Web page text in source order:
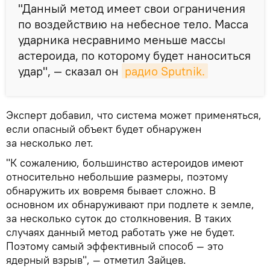
"Данный метод имеет свои ограничения
по воздействию на небесное тело. Масса
ударника несравнимо меньше массы
астероида, по которому будет наноситься
удар", — сказал он радио Sputnik.
Эксперт добавил, что система может применяться,
если опасный объект будет обнаружен
за несколько лет.
"К сожалению, большинство астероидов имеют
относительно небольшие размеры, поэтому
обнаружить их вовремя бывает сложно. В
основном их обнаруживают при подлете к земле,
за несколько суток до столкновения. В таких
случаях данный метод работать уже не будет.
Поэтому самый эффективный способ — это
ядерный взрыв", — отметил Зайцев.